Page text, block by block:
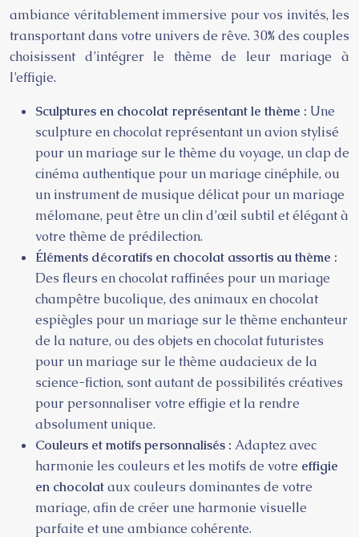
ambiance véritablement immersive pour vos invités, les
transportant dans votre univers de rêve. 30% des couples
choisissent d’intégrer le thème de leur mariage à
l’effigie.
Sculptures en chocolat représentant le thème : Une
sculpture en chocolat représentant un avion stylisé
pour un mariage sur le thème du voyage, un clap de
cinéma authentique pour un mariage cinéphile, ou
un instrument de musique délicat pour un mariage
mélomane, peut être un clin d’œil subtil et élégant à
votre thème de prédilection.
Éléments décoratifs en chocolat assortis au thème :
Des fleurs en chocolat raffinées pour un mariage
champêtre bucolique, des animaux en chocolat
espiègles pour un mariage sur le thème enchanteur
de la nature, ou des objets en chocolat futuristes
pour un mariage sur le thème audacieux de la
science-fiction, sont autant de possibilités créatives
pour personnaliser votre effigie et la rendre
absolument unique.
Couleurs et motifs personnalisés : Adaptez avec
harmonie les couleurs et les motifs de votre effigie
en chocolataux couleurs dominantes de votre
mariage, afin de créer une harmonie visuelle
parfaite et une ambiance cohérente.